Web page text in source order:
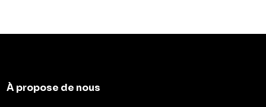
À propose de nous